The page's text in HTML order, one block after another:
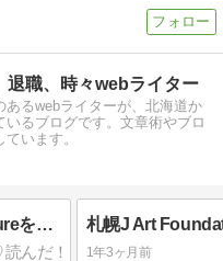
退職、時々webライター
るwebライターが、北海道か
いるブログです。文章術やブロ
います。
昔懐かしいCGIゲームFF Adventureをリメイクしたクリックゲームを作りました
1年3ヶ月前